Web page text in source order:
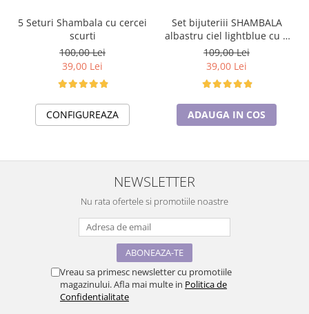
5 Seturi Shambala cu cercei
scurti
100,00 Lei
39,00 Lei
CONFIGUREAZA
Set bijuteriii SHAMBALA
albastru ciel lightblue cu 2
perechi de cercei cu cristale
109,00 Lei
39,00 Lei
ADAUGA IN COS
NEWSLETTER
Nu rata ofertele si promotiile noastre
Vreau sa primesc newsletter cu promotiile
magazinului. Afla mai multe in Politica de
Confidentialitate